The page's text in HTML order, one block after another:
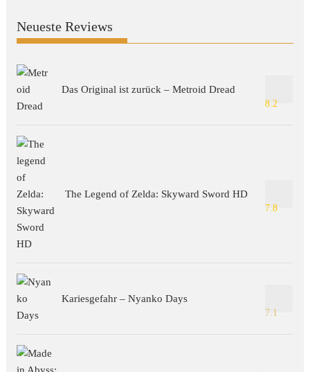
Neueste Reviews
Das Original ist zurück – Metroid Dread
8.2
The Legend of Zelda: Skyward Sword HD
7.8
Kariesgefahr – Nyanko Days
7.1